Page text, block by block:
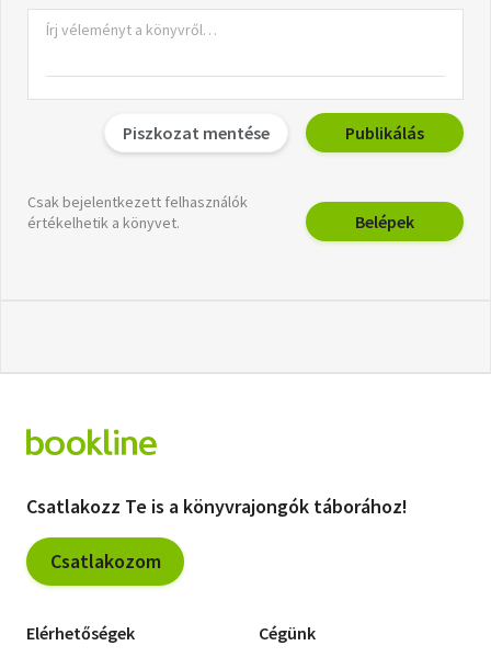
Piszkozat mentése Publikálás
Csak bejelentkezett felhasználók
értékelhetik a könyvet.
Belépek
Csatlakozz Te is a könyvrajongók táborához!
Csatlakozom
Elérhetőségek Cégünk